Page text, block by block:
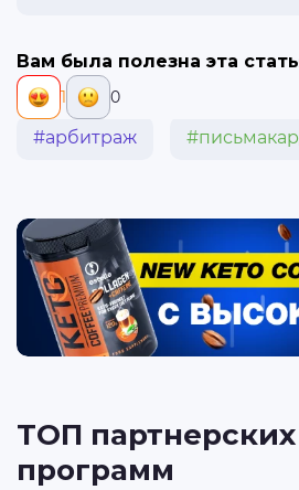
Вам была полезна эта
1 0
#арбитраж
ТОП партнерских
программ